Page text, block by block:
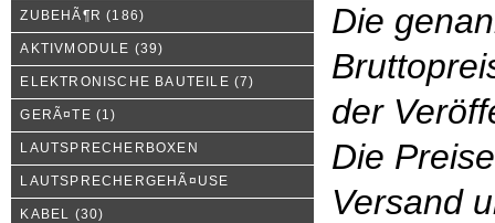
ZUBEHÃ¶R (186)
AKTIVMODULE (39)
ELEKTRONISCHE BAUTEILE (7)
GERÃ¤TE (1)
LAUTSPRECHERBOXEN
LAUTSPRECHERGEHÃ¤USE
KABEL (30)
Die
der
Die
Versand